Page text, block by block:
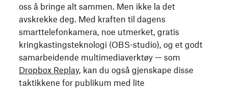
oss å bringe alt sammen. Men ikke la det
avskrekke deg. Med kraften til dagens
smarttelefonkamera, noe utmerket, gratis
kringkastingsteknologi (OBS-studio), og et godt
samarbeidende multimediaverktøy — som
Dropbox Replay, kan du også gjenskape disse
taktikkene for publikum med lite